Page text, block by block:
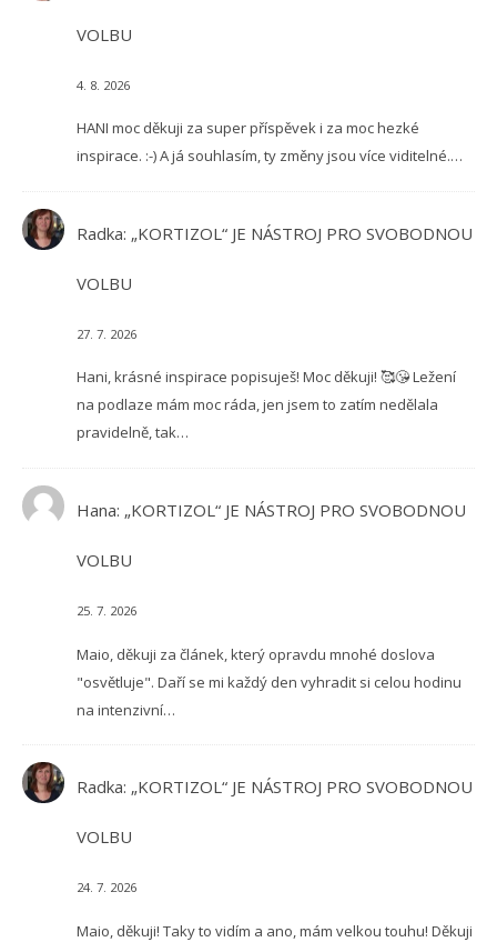
VOLBU
4. 8. 2026
HANI moc děkuji za super příspěvek i za moc hezké
inspirace. :-) A já souhlasím, ty změny jsou více viditelné.…
Radka: „KORTIZOL“ JE NÁSTROJ PRO SVOBODNOU
VOLBU
27. 7. 2026
Hani, krásné inspirace popisuješ! Moc děkuji! 🥰😘 Ležení
na podlaze mám moc ráda, jen jsem to zatím nedělala
pravidelně, tak…
Hana: „KORTIZOL“ JE NÁSTROJ PRO SVOBODNOU
VOLBU
25. 7. 2026
Maio, děkuji za článek, který opravdu mnohé doslova
"osvětluje". Daří se mi každý den vyhradit si celou hodinu
na intenzivní…
Radka: „KORTIZOL“ JE NÁSTROJ PRO SVOBODNOU
VOLBU
24. 7. 2026
Maio, děkuji! Taky to vidím a ano, mám velkou touhu! Děkuji